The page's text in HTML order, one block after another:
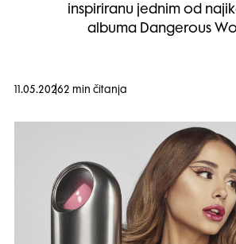
inspiriranu jednim od
albuma Dangerous
11.05.20262 min čitanja